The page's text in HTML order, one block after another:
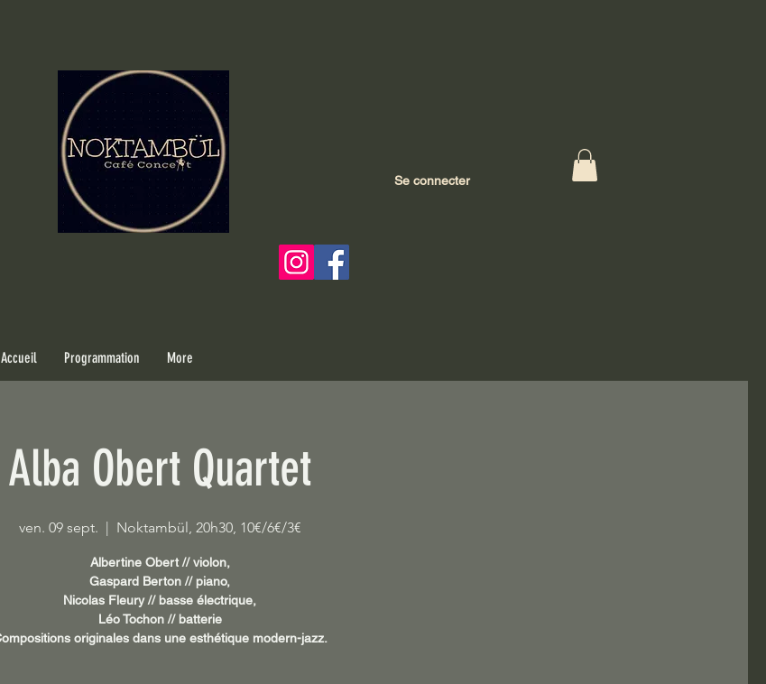
Se connecter
Accueil Programmation More
Alba Obert Quartet
ven. 09 sept.
  |
Noktambül, 20h30, 10€/6€/3€
Albertine Obert // violon,
Gaspard Berton // piano,
Nicolas Fleury // basse électrique,
Léo Tochon // batterie